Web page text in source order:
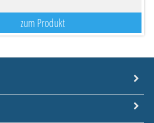
zum Produkt